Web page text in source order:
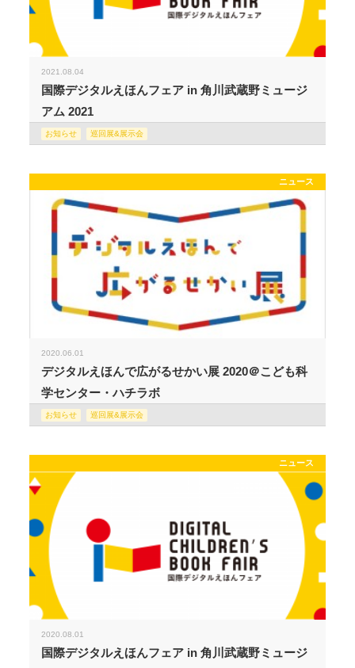
2021.08.04
国際デジタルえほんフェア in 角川武蔵野ミュージ
アム 2021
お知らせ 巡回展&展示会
ニュース
2020.06.01
デジタルえほんで広がるせかい展 2020＠こども科
学センター・ハチラボ
お知らせ 巡回展&展示会
ニュース
2020.08.01
国際デジタルえほんフェア in 角川武蔵野ミュージ